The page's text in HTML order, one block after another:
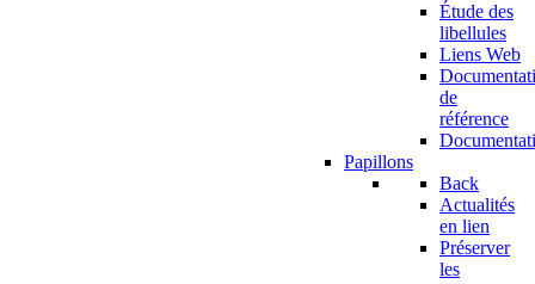
Étude des
libellules
Liens Web
de
référence
Papillons
Back
Actualités
en lien
Préserver
les